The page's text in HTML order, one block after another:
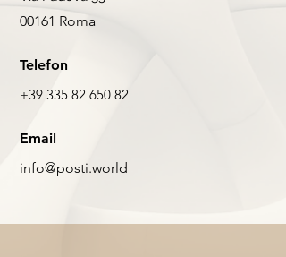
00161 Roma
Telefon
+39 335 82 650 82
Email
info@posti.world